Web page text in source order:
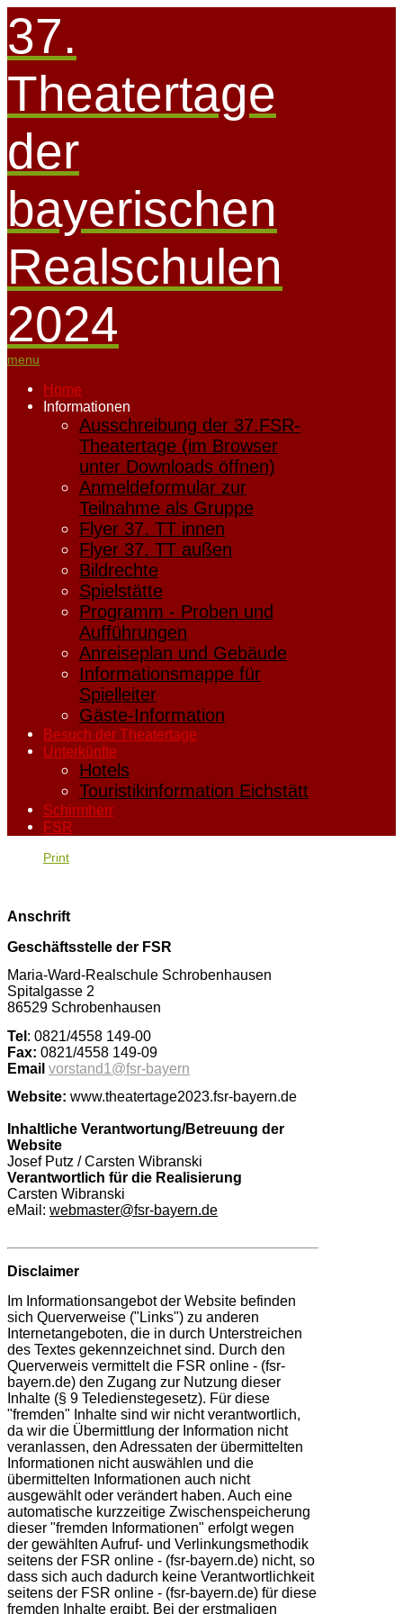
37.
Theatertage
der
bayerischen
Realschulen
2024
menu
Home
Informationen
Ausschreibung der 37.FSR-
Theatertage (im Browser
unter Downloads öffnen)
Anmeldeformular zur
Teilnahme als Gruppe
Flyer 37. TT innen
Flyer 37. TT außen
Bildrechte
Spielstätte
Programm - Proben und
Aufführungen
Anreiseplan und Gebäude
Informationsmappe für
Spielleiter
Gäste-Information
Besuch der Theatertage
Unterkünfte
Hotels
Touristikinformation Eichstätt
Schirmherr
FSR
Print
Anschrift
Geschäftsstelle der FSR
Maria-Ward-Realschule Schrobenhausen
Spitalgasse 2
86529 Schrobenhausen
Tel : 0821/4558 149-00
Fax: 0821/4558 149-09
Email vorstand1@fsr-bayern
Website: www.theatertage2023.fsr-bayern.de
Inhaltliche Verantwortung/Betreuung der
Website
Josef Putz / Carsten Wibranski
Verantwortlich für die Realisierung
Carsten Wibranski
eMail: webmaster@fsr-bayern.de
Disclaimer
Im Informationsangebot der Website befinden
sich Querverweise ("Links") zu anderen
Internetangeboten, die in durch Unterstreichen
des Textes gekennzeichnet sind. Durch den
Querverweis vermittelt die FSR online - (fsr-
bayern.de) den Zugang zur Nutzung dieser
Inhalte (§ 9 Teledienstegesetz). Für diese
"fremden" Inhalte sind wir nicht verantwortlich,
da wir die Übermittlung der Information nicht
veranlassen, den Adressaten der übermittelten
Informationen nicht auswählen und die
übermittelten Informationen auch nicht
ausgewählt oder verändert haben. Auch eine
automatische kurzzeitige Zwischenspeicherung
dieser "fremden Informationen" erfolgt wegen
der gewählten Aufruf- und Verlinkungsmethodik
seitens der FSR online - (fsr-bayern.de) nicht, so
dass sich auch dadurch keine Verantwortlichkeit
seitens der FSR online - (fsr-bayern.de) für diese
fremden Inhalte ergibt. Bei der erstmaligen